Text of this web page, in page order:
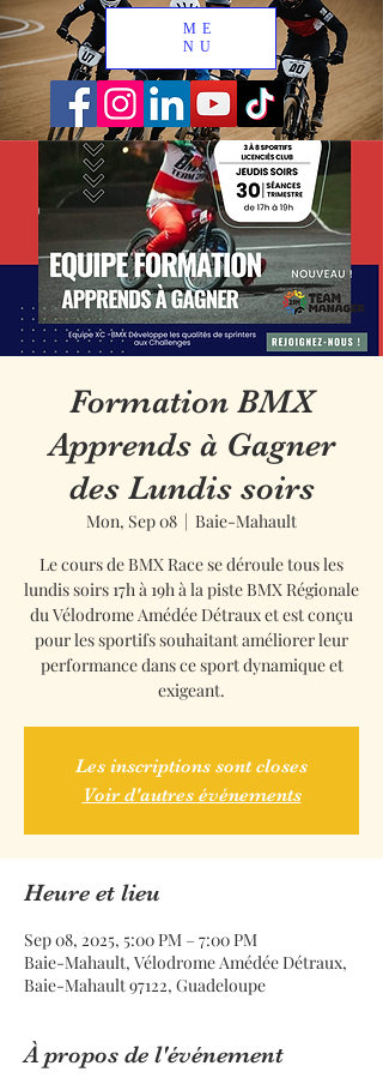
ME
NU
Formation BMX
Apprends à Gagner
des Lundis soirs
Mon, Sep 08
  |
Baie-Mahault
Le cours de BMX Race se déroule tous les
lundis soirs 17h à 19h à la piste BMX Régionale
du Vélodrome Amédée Détraux et est conçu
pour les sportifs souhaitant améliorer leur
performance dans ce sport dynamique et
exigeant.
Les inscriptions sont closes
Voir d'autres événements
Heure et lieu
Sep 08, 2025, 5:00 PM – 7:00 PM
Baie-Mahault, Vélodrome Amédée Détraux,
Baie-Mahault 97122, Guadeloupe
À propos de l'événement